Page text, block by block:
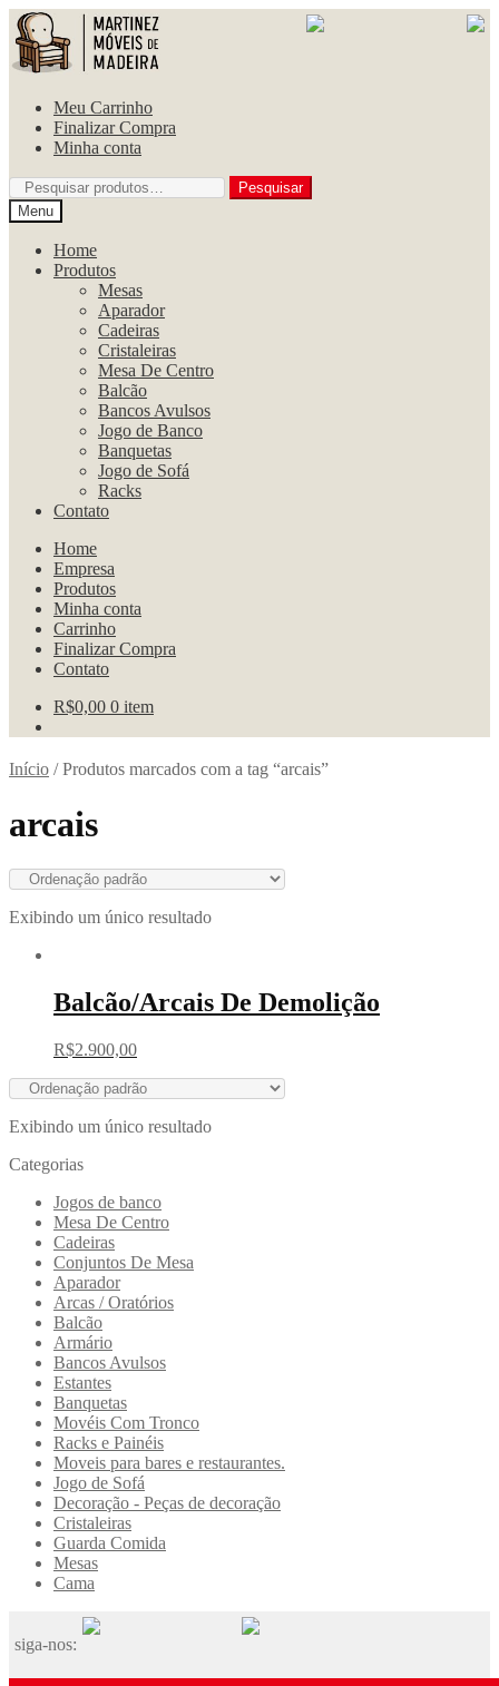
Pular
para
navegação
Pular
para
conteúdo
Meu Carrinho
Finalizar Compra
Minha conta
Pesquisar
por:
Pesquisar
Menu
Home
Produtos
Mesas
Aparador
Cadeiras
Cristaleiras
Mesa De Centro
Balcão
Bancos Avulsos
Jogo de Banco
Banquetas
Jogo de Sofá
Racks
Contato
Home
Empresa
Produtos
Minha conta
Carrinho
Finalizar Compra
Contato
R$0,00 0 item
Início /Produtos marcados com a tag “arcais”
arcais
Exibindo um único resultado
Balcão/Arcais De Demolição
R$2.900,00
Exibindo um único resultado
Categorias
Jogos de banco
Mesa De Centro
Cadeiras
Conjuntos De Mesa
Aparador
Arcas / Oratórios
Balcão
Armário
Bancos Avulsos
Estantes
Banquetas
Movéis Com Tronco
Racks e Painéis
Moveis para bares e restaurantes.
Jogo de Sofá
Decoração - Peças de decoração
Cristaleiras
Guarda Comida
Mesas
Cama
siga-nos: